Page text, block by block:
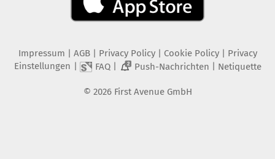
Impressum AGB Privacy Policy| Cookie Policy| Privacy
Einstellungen
FAQ| 2 Push-Nachrichten Netiquette
© 2026 First Avenue GmbH